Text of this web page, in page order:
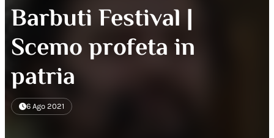
Barbuti Festival |
Scemo profeta in
patria
6 Ago 2021